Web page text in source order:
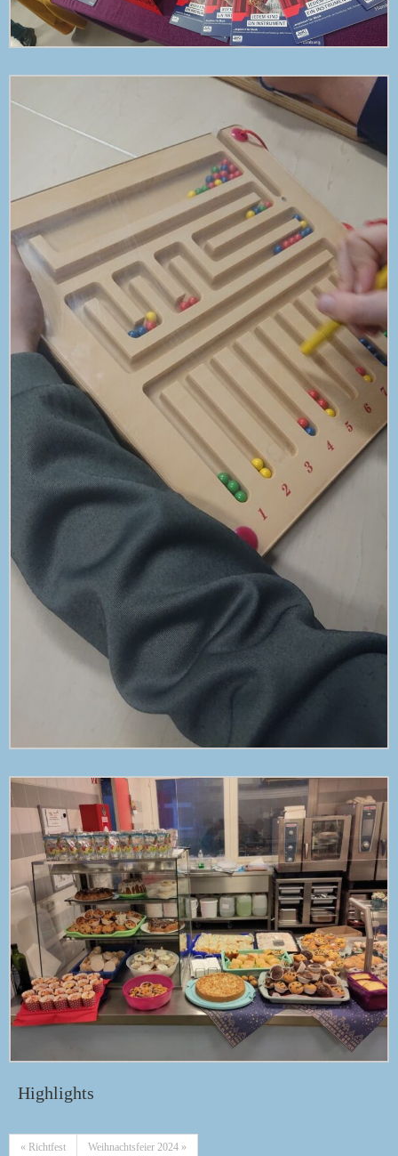
Highlights
« Richtfest Weihnachtsfeier 2024 »